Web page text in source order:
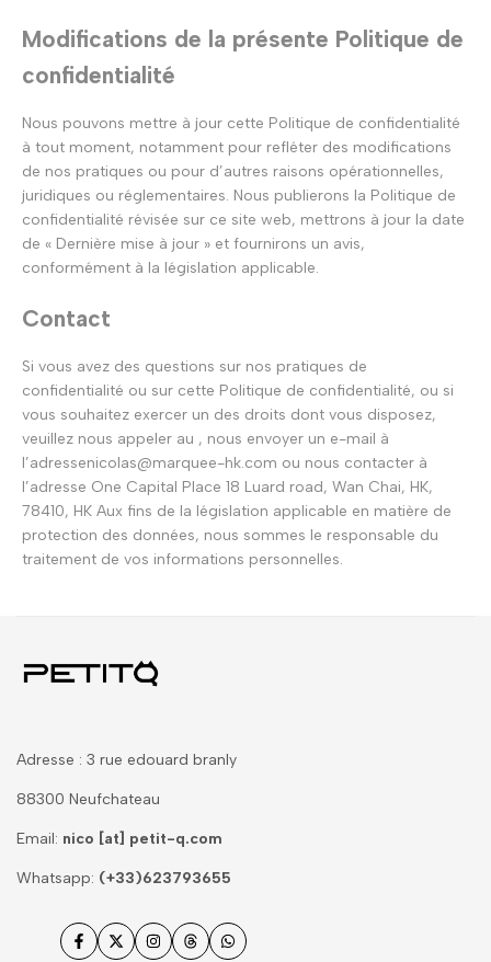
Modifications de la présente Politique de
confidentialité
Nous pouvons mettre à jour cette Politique de confidentialité
à tout moment, notamment pour refléter des modifications
de nos pratiques ou pour d’autres raisons opérationnelles,
juridiques ou réglementaires. Nous publierons la Politique de
confidentialité révisée sur ce site web, mettrons à jour la date
de « Dernière mise à jour » et fournirons un avis,
conformément à la législation applicable.
Contact
Si vous avez des questions sur nos pratiques de
confidentialité ou sur cette Politique de confidentialité, ou si
vous souhaitez exercer un des droits dont vous disposez,
veuillez nous appeler au , nous envoyer un e-mail à
l’adressenicolas@marquee-hk.com ou nous contacter à
l’adresse One Capital Place 18 Luard road, Wan Chai, HK,
78410, HK Aux fins de la législation applicable en matière de
protection des données, nous sommes le responsable du
traitement de vos informations personnelles.
Adresse : 3 rue edouard branly
88300 Neufchateau
Email: nico [at] petit-q.com
Whatsapp: (+33)623793655
Facebook
TwitterInstagram
ThreadsWhatsApp